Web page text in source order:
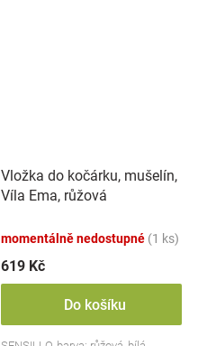
Vložka do kočárku, mušelín,
Víla Ema, růžová
momentálně nedostupné (1 ks)
619 Kč
Do košíku